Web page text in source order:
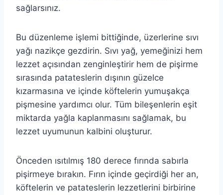
sağlarsınız.
Bu düzenleme işlemi bittiğinde, üzerlerine sıvı
yağı nazikçe gezdirin. Sıvı yağ, yemeğinizi hem
lezzet açısından zenginleştirir hem de pişirme
sırasında patateslerin dışının güzelce
kızarmasına ve içinde köftelerin yumuşakça
pişmesine yardımcı olur. Tüm bileşenlerin eşit
miktarda yağla kaplanmasını sağlamak, bu
lezzet uyumunun kalbini oluşturur.
Önceden ısıtılmış 180 derece fırında sabırla
pişirmeye bırakın. Fırın içinde geçirdiği her an,
köftelerin ve patateslerin lezzetlerini birbirine